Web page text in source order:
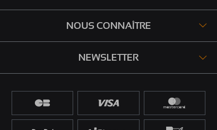
NOUS CONNAÎTRE
NEWSLETTER